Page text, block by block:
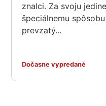
znalci. Za svoju
špeciálnemu
prevzatý...
Dočasne vypredané